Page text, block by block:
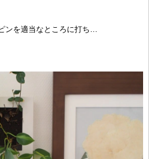
ンを適当なところに打ち…